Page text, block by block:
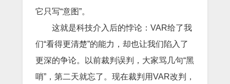
它只写“意图”。
这就是科技介入后的悖论：VAR给了我
们“看得更清楚”的能力，却也让我们陷入了
更深的争论。以前裁判误判，大家骂几句“黑
哨”，第二天就忘了。现在裁判用VAR改判，